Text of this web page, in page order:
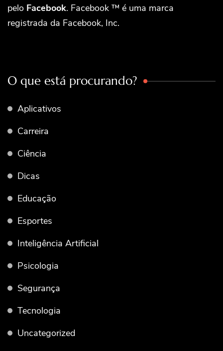
pelo Facebook. Facebook ™ é uma marca
registrada da Facebook, Inc.
O que está procurando?
Aplicativos
Carreira
Ciência
Dicas
Educação
Esportes
Inteligência Artificial
Psicologia
Segurança
Tecnologia
Uncategorized